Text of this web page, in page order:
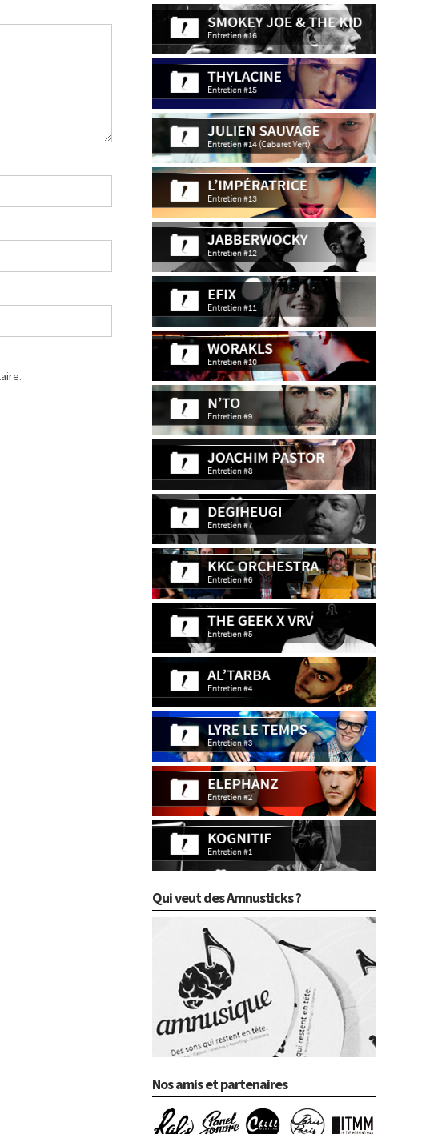
Qui veut des Amnusticks ?
Nos amis et partenaires